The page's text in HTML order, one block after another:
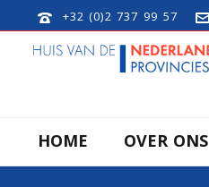
+32 (0)2 737 99 57
HOME OVER ONS